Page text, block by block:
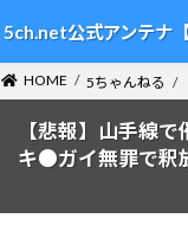
ン
テ
ン
ツ
ビ
ゲ
ー
シ
5ch.net公式アンテナ
HOME 5ちゃんねる
【悲報】山手線
キ●ガイ無罪で釈